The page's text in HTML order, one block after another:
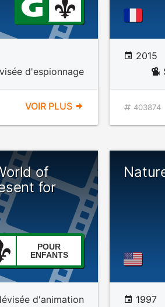
d'espionnage
VOIR PLUS
2015
403874
of
for
POUR
ENFANTS
d'animation 1997